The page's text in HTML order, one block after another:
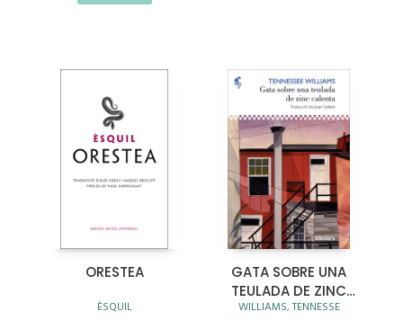
ORESTEA
ÈSQUIL
GATA SOBRE UNA
TEULADA DE ZINC
CALENTA
WILLIAMS, TENNESSE